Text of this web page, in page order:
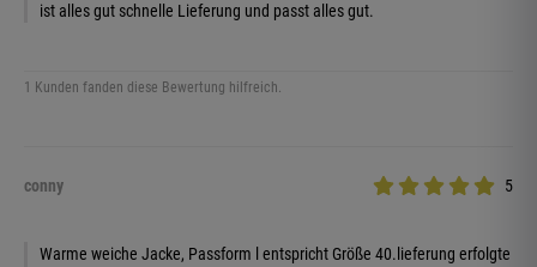
ist alles gut schnelle Lieferung und passt alles gut.
1 Kunden fanden diese Bewertung hilfreich.
conny 5
Warme weiche Jacke, Passform l entspricht Größe 40.lieferung erfolgte